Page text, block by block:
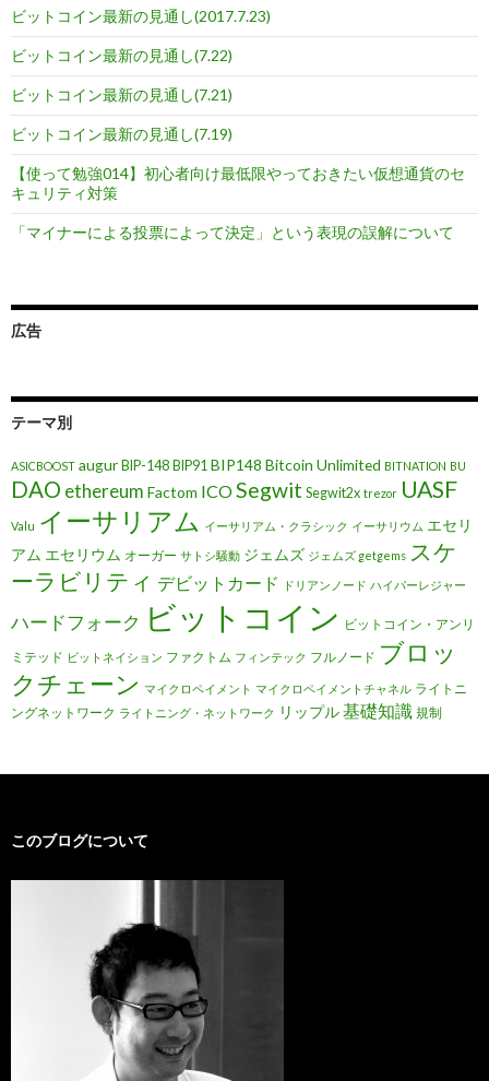
ビットコイン最新の見通し(2017.7.23)
ビットコイン最新の見通し(7.22)
ビットコイン最新の見通し(7.21)
ビットコイン最新の見通し(7.19)
【使って勉強014】初心者向け最低限やっておきたい仮想通貨のセ
キュリティ対策
「マイナーによる投票によって決定」という表現の誤解について
広告
テーマ別
ASICBOOST augur BIP-148 BIP91 BIP148 Bitcoin Unlimited BITNATION BU
DAO ethereum Factom ICOSegwit Segwit2x trezor UASF
Valu イーサリアム イーサリアム・クラシック イーサリウム エセリ
アム エセリウム オーガー サトシ騒動 ジェムズ ジェムズ getgems スケ
ーラビリティ デビットカード ドリアンノード ハイパーレジャー
ハードフォーク ビットコイン ビットコイン・アンリ
ミテッド ビットネイション ファクトム フィンテック フルノード ブロッ
クチェーン マイクロペイメント マイクロペイメントチャネル ライトニ
ングネットワーク ライトニング・ネットワーク リップル基礎知識 規制
このブログについて